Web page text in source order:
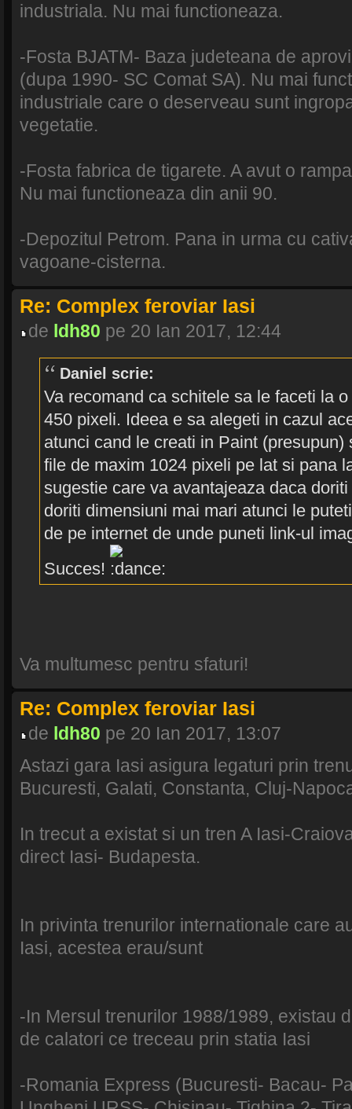
industriala. Nu mai functioneaza.
-Fosta BJATM- Baza judeteana de
(dupa 1990- SC Comat SA). Nu mai
industriale care o deserveau sunt
vegetatie.
-Fosta fabrica de tigarete. A avut o
Nu mai functioneaza din anii 90.
-Depozitul Petrom. Pana in urma cu
vagoane-cisterna.
Re: Complex feroviar Iasi
de ldh80 pe 20 Ian 2017, 12:44
Daniel scrie:
Va recomand ca schitele sa le faceti la
450 pixeli. Ideea e sa alegeti in cazul
atunci cand le creati in Paint
file de maxim 1024 pixeli pe lat si pana
sugestie care va avantajeaza daca
doriti dimensiuni mai mari atunci le
de pe internet de unde puneti link-ul
Succes!
Va multumesc pentru sfaturi!
Re: Complex feroviar Iasi
de ldh80 pe 20 Ian 2017, 13:07
Astazi gara Iasi asigura legaturi prin
Bucuresti, Galati, Constanta, Cluj-
In trecut a existat si un tren A Iasi-
direct Iasi- Budapesta.
In privinta trenurilor internationale care
Iasi, acestea erau/sunt
-In Mersul trenurilor 1988/1989, existau
de calatori ce treceau prin statia Iasi
-Romania Express (Bucuresti- Bacau-